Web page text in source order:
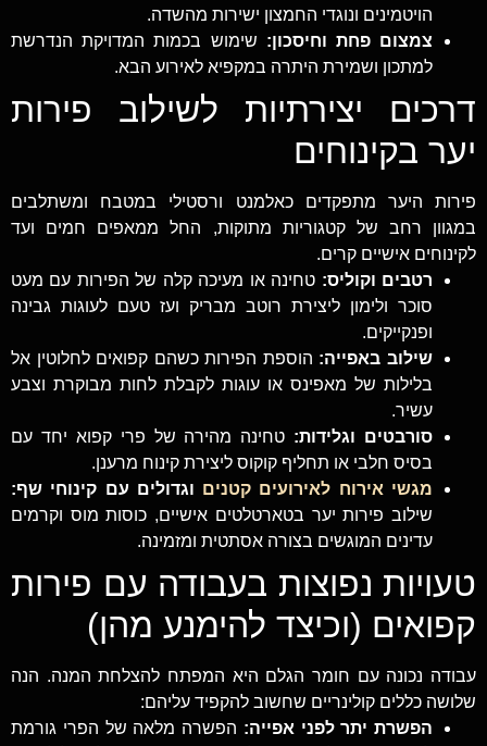
הויטמינים ונוגדי החמצון ישירות מהשדה.
צמצום פחת וחיסכון: שימוש בכמות המדויקת הנדרשת
למתכון ושמירת היתרה במקפיא לאירוע הבא.
דרכים יצירתיות לשילוב פירות
יער בקינוחים
פירות היער מתפקדים כאלמנט ורסטילי במטבח ומשתלבים
במגוון רחב של קטגוריות מתוקות, החל ממאפים חמים ועד
לקינוחים אישיים קרים.
רטבים וקוליס: טחינה או מעיכה קלה של הפירות עם מעט
סוכר ולימון ליצירת רוטב מבריק ועז טעם לעוגות גבינה
ופנקייקים.
שילוב באפייה: הוספת הפירות כשהם קפואים לחלוטין אל
בלילות של מאפינס או עוגות לקבלת לחות מבוקרת וצבע
עשיר.
סורבטים וגלידות: טחינה מהירה של פרי קפוא יחד עם
בסיס חלבי או תחליף קוקוס ליצירת קינוח מרענן.
מגשי אירוח לאירועים קטנים וגדולים עם קינוחי שף:
שילוב פירות יער בטארטלטים אישיים, כוסות מוס וקרמים
עדינים המוגשים בצורה אסתטית ומזמינה.
טעויות נפוצות בעבודה עם פירות
קפואים (וכיצד להימנע מהן)
עבודה נכונה עם חומר הגלם היא המפתח להצלחת המנה. הנה
שלושה כללים קולינריים שחשוב להקפיד עליהם:
הפשרת יתר לפני אפייה: הפשרה מלאה של הפרי גורמת